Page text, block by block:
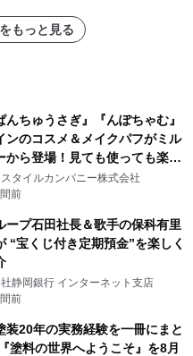
もっと見る
んちゅうさぎ』『んぽちゃむ』
ンのコスメ＆メイクパフがミル
から登場！見ても使っても楽し
ップでキュートなコレクショ
タイルカンパニー株式会社
前
ープ石田社長＆歌手の保科有里
“宝くじ付き定期預金”を楽しく
静岡銀行 インターネット支店
前
装20年の実務経験を一冊にまと
塗料の世界へようこそ』を8月